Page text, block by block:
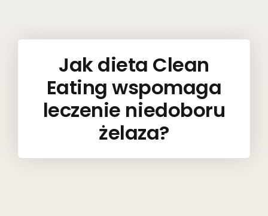
Jak dieta Clean
Eating wspomaga
leczenie niedoboru
żelaza?